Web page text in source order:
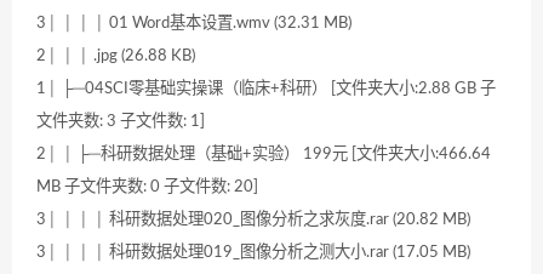
3│ │ │ │ 01 Word基本设置.wmv (32.31 MB)
2│ │ │ .jpg (26.88 KB)
1│ ├─04SCI零基础实操课（临床+科研） [文件夹大小:2.88 GB 子
文件夹数: 3 子文件数: 1]
2│ │ ├─科研数据处理（基础+实验） 199元 [文件夹大小:466.64
MB 子文件夹数: 0 子文件数: 20]
3│ │ │ │ 科研数据处理020_图像分析之求灰度.rar (20.82 MB)
3│ │ │ │ 科研数据处理019_图像分析之测大小.rar (17.05 MB)